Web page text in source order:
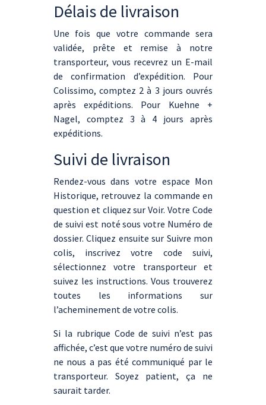
Délais de livraison
Une fois que votre commande sera
validée, prête et remise à notre
transporteur, vous recevrez un E-mail
de confirmation d’expédition. Pour
Colissimo, comptez 2 à 3 jours ouvrés
après expéditions. Pour Kuehne +
Nagel, comptez 3 à 4 jours après
expéditions.
Suivi de livraison
Rendez-vous dans votre espace Mon
Historique, retrouvez la commande en
question et cliquez sur Voir. Votre Code
de suivi est noté sous votre Numéro de
dossier. Cliquez ensuite sur Suivre mon
colis, inscrivez votre code suivi,
sélectionnez votre transporteur et
suivez les instructions. Vous trouverez
toutes les informations sur
l’acheminement de votre colis.
Si la rubrique Code de suivi n’est pas
affichée, c’est que votre numéro de suivi
ne nous a pas été communiqué par le
transporteur. Soyez patient, ça ne
saurait tarder.